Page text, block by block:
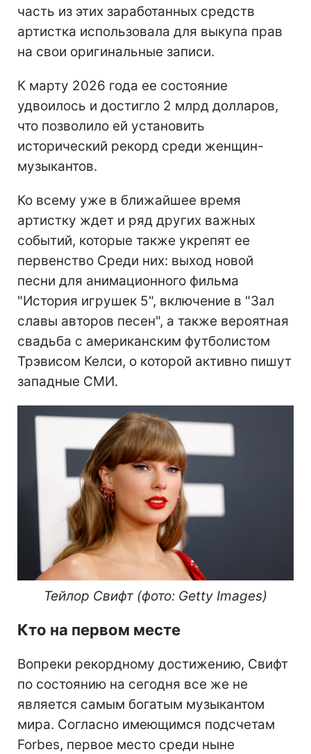
часть из этих заработанных средств
артистка использовала для выкупа прав
на свои оригинальные записи.
К марту 2026 года ее состояние
удвоилось и достигло 2 млрд долларов,
что позволило ей установить
исторический рекорд среди женщин-
музыкантов.
Ко всему уже в ближайшее время
артистку ждет и ряд других важных
событий, которые также укрепят ее
первенство Среди них: выход новой
песни для анимационного фильма
"История игрушек 5", включение в "Зал
славы авторов песен", а также вероятная
свадьба с американским футболистом
Трэвисом Келси, о которой активно пишут
западные СМИ.
Тейлор Свифт (фото: Getty Images)
Кто на первом месте
Вопреки рекордному достижению, Свифт
по состоянию на сегодня все же не
является самым богатым музыкантом
мира. Согласно имеющимся подсчетам
Forbes, первое место среди ныне